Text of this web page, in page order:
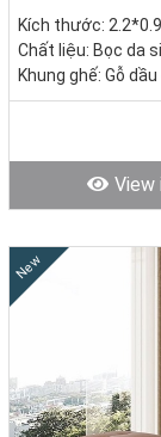
Kích thước:
Chất liệu: Bọc da
Khung ghế: Gỗ
Nệm ngồi: Mút
View
New